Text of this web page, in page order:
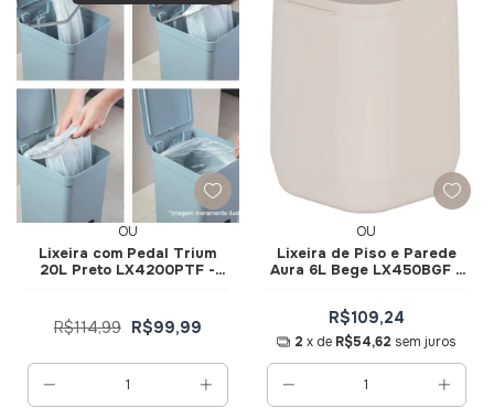
OU
Lixeira com Pedal Trium
20L Preto LX4200PTF -
R$114,99 R$99,99
OU
Lixeira de Piso e Parede
Aura 6L Bege LX450BGF -
R$109,24
2 x de R$54,62 sem juros